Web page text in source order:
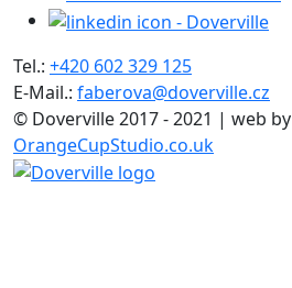
Tel.: +420 602 329 125
E-Mail.: faberova@doverville.cz
© Doverville 2017 - 2021 | web by
OrangeCupStudio.co.uk